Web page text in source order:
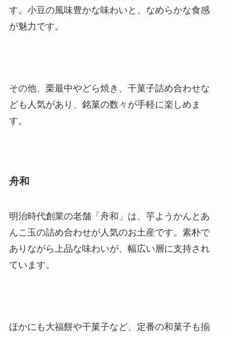
す。小豆の風味豊かな味わいと、なめらかな食感
が魅力です。
その他、栗最中やどら焼き、干菓子詰め合わせな
ども人気があり、銘菓の数々が手軽に楽しめま
す。
舟和
明治時代創業の老舗「舟和」は、芋ようかんとあ
んこ玉の詰め合わせが人気のお土産です。素朴で
ありながら上品な味わいが、幅広い層に支持され
ています。
ほかにも大福餅や干菓子など、定番の和菓子も揃